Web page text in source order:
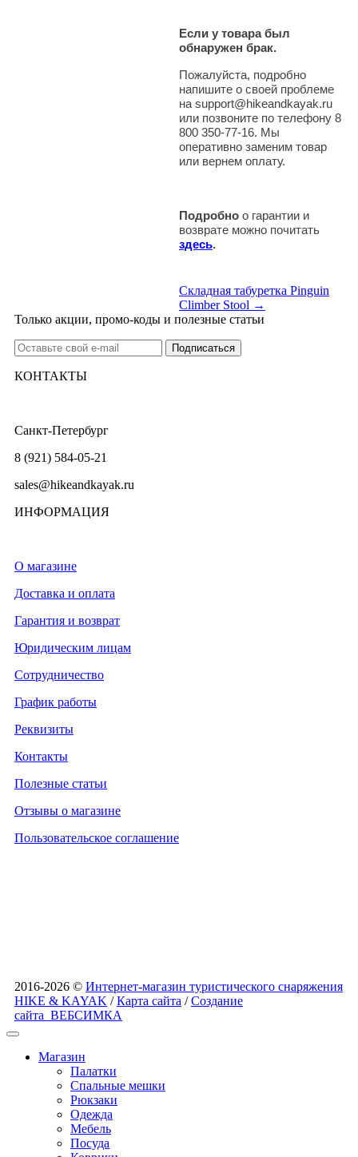
Если у товара был
обнаружен брак.
Пожалуйста, подробно
напишите о своей проблеме
на support@hikeandkayak.ru
или позвоните по телефону 8
800 350-77-16. Мы
оперативно заменим товар
или вернем оплату.
Подробно о гарантии и
возврате можно почитать
здесь.
Складная табуретка Pinguin
Climber Stool →
Только акции, промо-коды и полезные статьи
КОНТАКТЫ
Санкт-Петербург
8 (921) 584-05-21
sales@hikeandkayak.ru
ИНФОРМАЦИЯ
О магазине
Доставка и оплата
Гарантия и возврат
Юридическим лицам
Сотрудничество
График работы
Реквизиты
Контакты
Полезные статьи
Отзывы о магазине
Пользовательское соглашение
2016-2026 © Интернет-магазин туристического снаряжения
HIKE & KAYAK /Карта сайта /Создание
сайта ВЕБСИМКА
Магазин
Палатки
Спальные мешки
Рюкзаки
Одежда
Мебель
Посуда